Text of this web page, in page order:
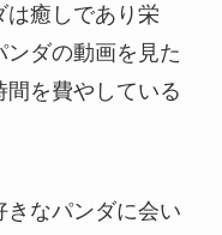
は癒しであり栄
ダの動画を見た
間を費やしている
なパンダに会い